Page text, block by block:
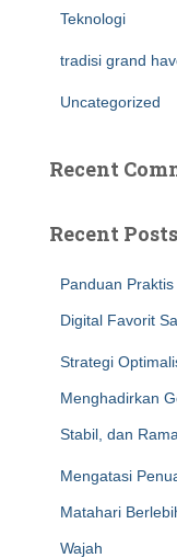
Teknologi
tradisi grand
Uncategorized
Recent
Recent Posts
Panduan
Digital Favorit
Strategi
Menghadirkan
Stabil, dan
Mengatasi
Matahari
Wajah